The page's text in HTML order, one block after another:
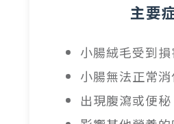
主要
小腸絨毛受到損
小腸無法正常
出現腹瀉或便秘